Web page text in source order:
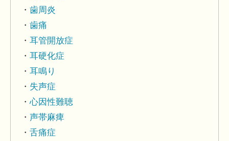
歯周炎
歯痛
耳管開放症
耳硬化症
耳鳴り
失声症
心因性難聴
声帯麻痺
舌痛症